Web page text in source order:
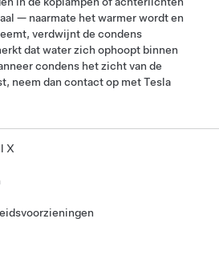
— naarmate het warmer wordt en
verdwijnt de condens
dat water zich ophoopt binnen
condens het zicht van de
neem dan contact op met Tesla
X